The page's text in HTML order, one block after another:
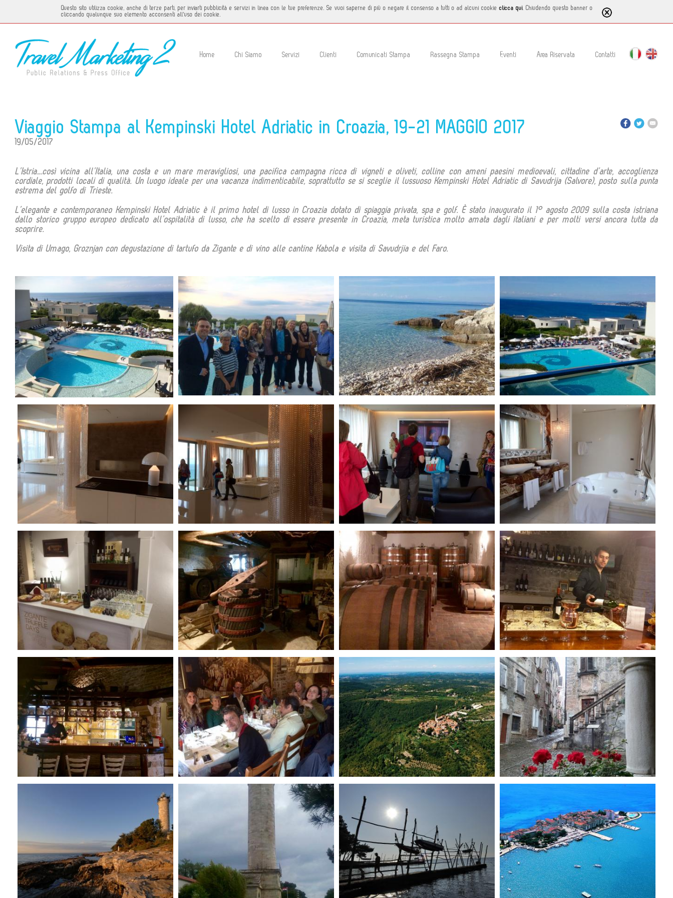
Questo sito utilizza cookie, anche di terze parti, per inviarti pubblicità e servizi in linea con le tue preferenze. Se vuoi saperne di più o negare il consenso a tutti o ad alcuni cookieclicca qui . Chiudendo questo banner o
cliccando qualunque suo elemento acconsenti all'uso dei cookie.
Home Chi Siamo Servizi Clienti Comunicati Stampa Rassegna Stampa Eventi Area Riservata Contatti
Viaggio Stampa al Kempinski Hotel Adriatic in Croazia, 19-21 MAGGIO 2017
19/05/2017
L’Istria….così vicina all’Italia, una costa e un mare meravigliosi, una pacifica campagna ricca di vigneti e oliveti, colline con ameni paesini medioevali, cittadine d’arte, accoglienza
cordiale, prodotti locali di qualità. Un luogo ideale per una vacanza indimenticabile, soprattutto se si sceglie il lussuoso Kempinski Hotel Adriatic di Savudrija (Salvore), posto sulla punta
estrema del golfo di Trieste.
L’elegante e contemporaneo Kempinski Hotel Adriatic è il primo hotel di lusso in Croazia dotato di spiaggia privata, spa e golf. È stato inaugurato il 1° agosto 2009 sulla costa istriana
dallo storico gruppo europeo dedicato all’ospitalità di lusso, che ha scelto di essere presente in Croazia, meta turistica molto amata dagli italiani e per molti versi ancora tutta da
scoprire.
Visita di Umago, Groznjan con degustazione di tartufo da Zigante e di vino alle cantine Kabola e visita di Savudrjia e del Faro.